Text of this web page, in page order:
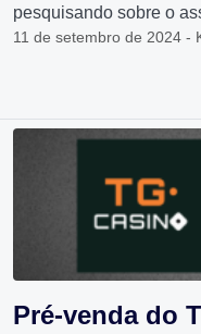
pesquisando sobre o
11 de setembro de 2024 -
Pré-venda do